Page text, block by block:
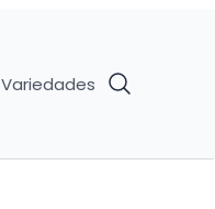
Variedades